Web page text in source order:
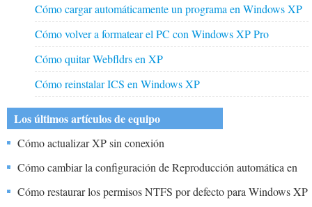
Cómo cargar automáticamente un programa en Windows XP
Cómo volver a formatear el PC con Windows XP Pro
Cómo quitar Webfldrs en XP
Cómo reinstalar ICS en Windows XP
Los últimos artículos de equipo
Cómo actualizar XP sin conexión
Cómo cambiar la configuración de Reproducción automática en
XP
Cómo restaurar los permisos NTFS por defecto para Windows XP